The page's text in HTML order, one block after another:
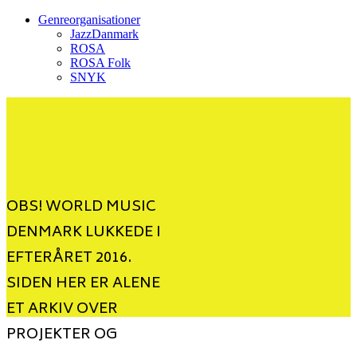
Genreorganisationer
JazzDanmark
ROSA
ROSA Folk
SNYK
OBS! WORLD MUSIC
DENMARK LUKKEDE I
EFTERÅRET 2016.
SIDEN HER ER ALENE
ET ARKIV OVER
PROJEKTER OG